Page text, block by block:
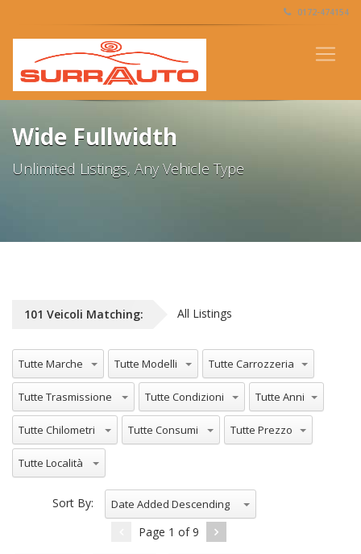
0172-474154
Wide Fullwidth
Unlimited Listings, Any Vehicle Type
101 Veicoli Matching: All Listings
Tutte Marche Tutte Modelli Tutte Carrozzeria
Tutte Trasmissione Tutte Condizioni Tutte Anni
Tutte Chilometri Tutte Consumi Tutte Prezzo
Tutte Località
Sort By: Date Added Descending
Page 1 of9